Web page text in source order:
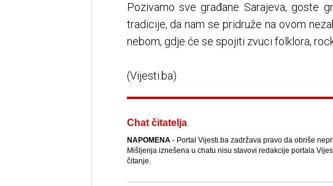
Pozivamo sve građane Sarajeva, goste
tradicije, da nam se pridruže na ovom
nebom, gdje će se spojiti zvuci folklora,
(Vijesti.ba)
Chat čitatelja
NAPOMENA- Portal Vijesti.ba zadržava pravo da obriše
Mišljenja iznešena u chatu nisu stavovi redakcije portala
čitanje.